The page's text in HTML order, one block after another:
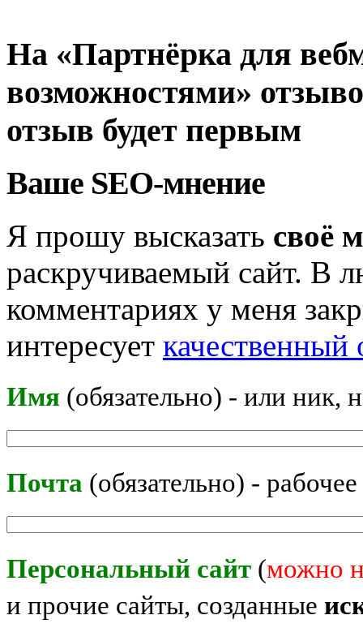
На «Партнёрка для
возможностями»
отзыв будет первым
Ваше SEO-мнение
Я прошу высказать своё
раскручиваемый сайт. В
комментариях у меня
интересует
Имя (обязательно) - или ник,
Почта (обязательно) -
Персональный сайт (можно
и прочие сайты, созданные